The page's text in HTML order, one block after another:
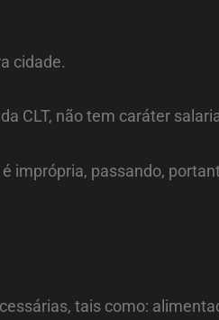
cidade.
CLT, não tem caráter
imprópria, passando,
tais como: